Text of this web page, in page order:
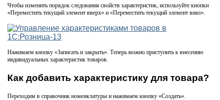
Чтобы изменить порядок следования свойств характеристик, используйте кнопки
«Переместить текущий элемент вверх» и «Переместить текущий элемент вниз».
Нажимаем кнопку «Записать и закрыть». Теперь можно приступить к внесению
индивидуальных характеристик товаров.
Как добавить характеристику для товара?
Переходим в справочник номенклатуры и нажимаем кнопку «Создать».